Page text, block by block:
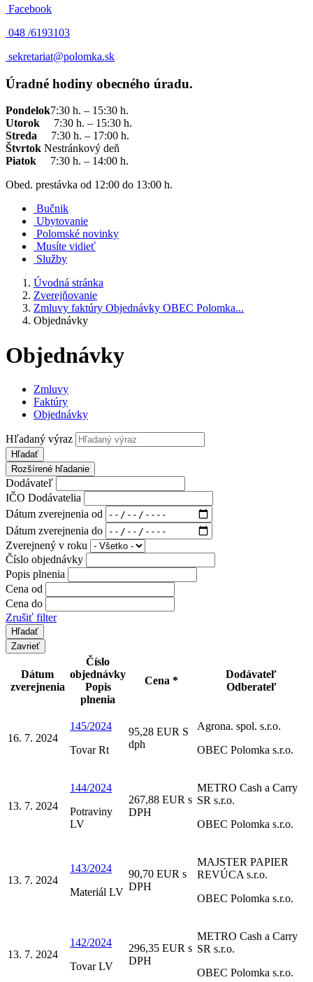
Facebook
048 /6193103
sekretariat@polomka.sk
Úradné hodiny obecného úradu.
Pondelok7:30 h. – 15:30 h.
Utorok 7:30 h. – 15:30 h.
Streda 7:30 h. – 17:00 h.
Štvrtok Nestránkový deň
Piatok
7:30 h. – 14:00 h.
Obed. prestávka od 12:00 do 13:00 h.
Bučnik
Ubytovanie
Polomské novinky
Musíte vidieť
Služby
Úvodná stránka
Zverejňovanie
Zmluvy faktúry Objednávky OBEC Polomka...
Objednávky
Objednávky
Zmluvy
Faktúry
Objednávky
Hľadaný výraz
Hľadať
Rozšírené hľadanie
Dodávateľ
IČO Dodávatelia
Dátum zverejnenia od
Dátum zverejnenia do
Zverejnený v roku
Číslo objednávky
Popis plnenia
Cena od
Cena do
Zrušiť filter
Zavrieť
Dátum
zverejnenia
Číslo
objednávky
Popis
plnenia
Cena *
Dodávateľ
Odberateľ
16. 7. 2024
145/2024
Tovar Rt
95,28 EUR S
dph
Agrona. spol. s.r.o.
OBEC Polomka s.r.o.
13. 7. 2024
144/2024
Potraviny
LV
267,88 EUR s
DPH
METRO Cash a Carry
SR s.r.o.
OBEC Polomka s.r.o.
13. 7. 2024
143/2024
Materiál LV
90,70 EUR s
DPH
MAJSTER PAPIER
REVÚCA s.r.o.
OBEC Polomka s.r.o.
13. 7. 2024
142/2024
Tovar LV
296,35 EUR s
DPH
METRO Cash a Carry
SR s.r.o.
OBEC Polomka s.r.o.